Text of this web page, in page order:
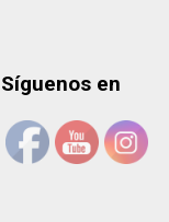
Síguenos en